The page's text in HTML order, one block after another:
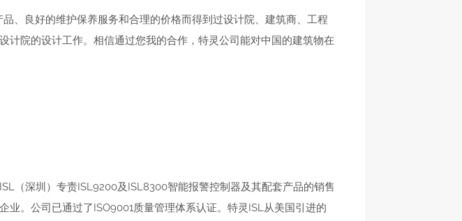
良好的维护保养服务和合理的价格而得到过设计院、建筑商、工程
院的设计工作。相信通过您我的合作，特灵公司能对中国的建筑物在
深圳）专责ISL9200及ISL8300智能报警控制器及其配套产品的销售
。公司已通过了ISO9001质量管理体系认证。特灵ISL从美国引进的